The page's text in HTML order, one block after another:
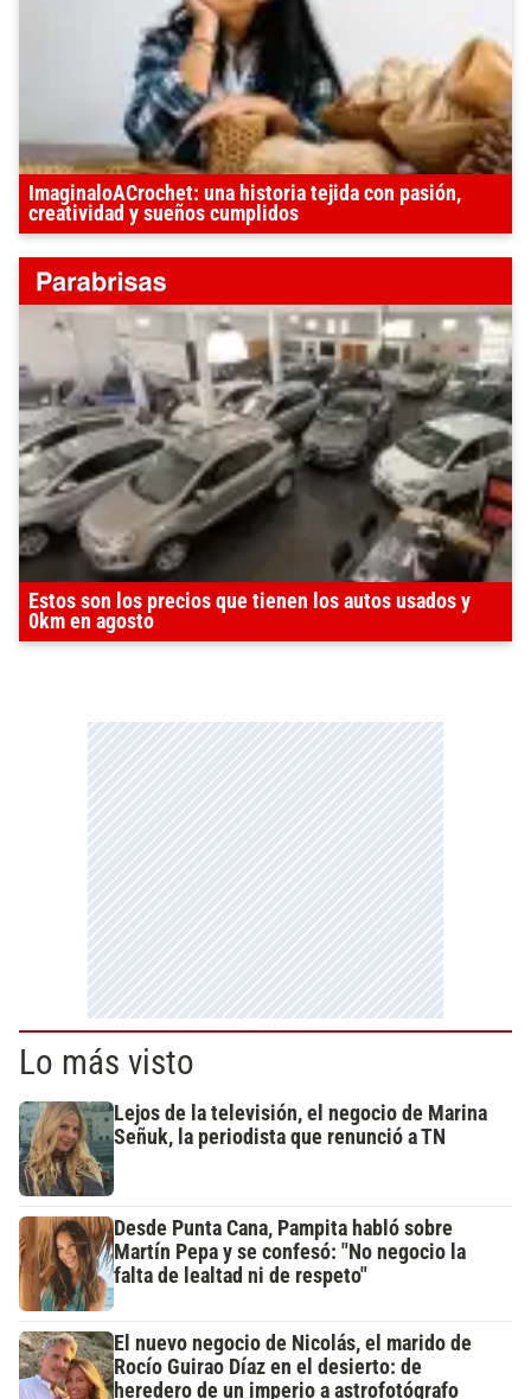
ImaginaloACrochet: una historia tejida con pasión,
creatividad y sueños cumplidos
Estos son los precios que tienen los autos usados y
0km en agosto
Lo más visto
Lejos de la televisión, el negocio de Marina
Señuk, la periodista que renunció a TN
Desde Punta Cana, Pampita habló sobre
Martín Pepa y se confesó: "No negocio la
falta de lealtad ni de respeto"
El nuevo negocio de Nicolás, el marido de
Rocío Guirao Díaz en el desierto: de
heredero de un imperio a astrofotógrafo